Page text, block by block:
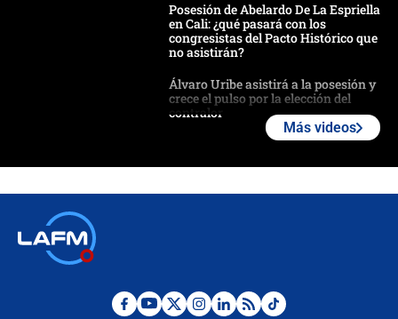
Posesión de Abelardo De La Espriella
en Cali: ¿qué pasará con los
congresistas del Pacto Histórico que
no asistirán?
Álvaro Uribe asistirá a la posesión y
crece el pulso por la elección del
contralor
Estratega de Abelardo de la Espriella
Más videos